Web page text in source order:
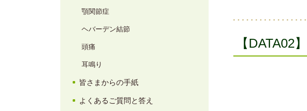
【DATA02】
顎関節症
ヘバーデン結節
頭痛
耳鳴り
皆さまからの手紙
よくあるご質問と答え